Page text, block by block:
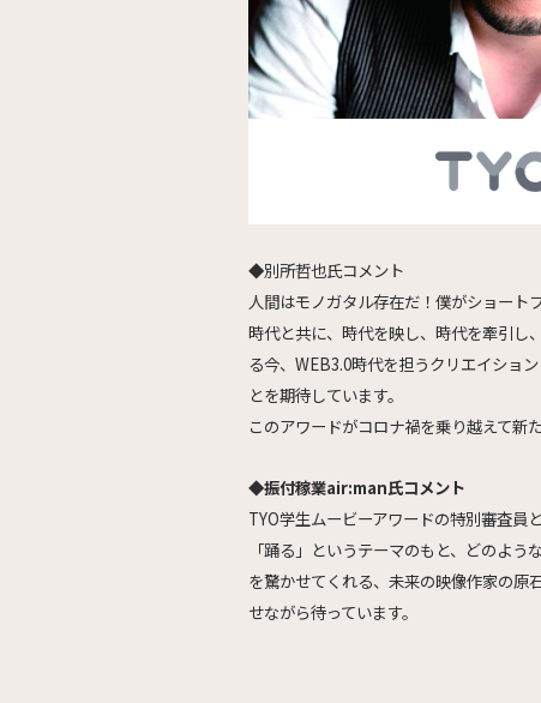
◆別所哲也氏コメント
人間はモノガタル存在だ！僕がショート
時代と共に、時代を映し、時代を牽引し
る今、WEB3.0時代を担うクリエイショ
とを期待しています。
このアワードがコロナ禍を乗り越えて新
◆振付稼業air:man氏コメント
TYO学生ムービーアワードの特別審査員
「踊る」というテーマのもと、どのよ
を驚かせてくれる、未来の映像作家の原
せながら待っています。